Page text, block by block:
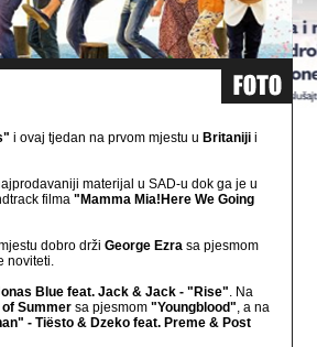
i ovaj tjedan na prvom mjestu u Britaniji i
materijal u SAD-u dok ga je u
filma "Mamma Mia!Here We Going
dobro drži George Ezra sa pjesmom
noviteti.
Blue feat. Jack & Jack - "Rise". Na
Summer sa pjesmom "Youngblood", a na
- Tiësto & Dzeko feat. Preme & Post